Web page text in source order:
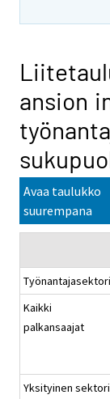
ansion
Avaa taulukko
suurempana
Työnantajasektori
Kaikki
palkansaajat
Yksityinen sektori